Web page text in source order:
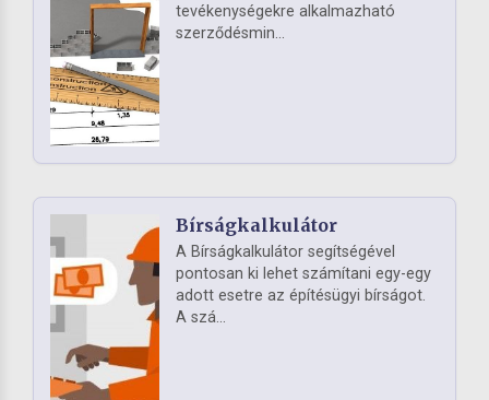
tevékenységekre alkalmazható
szerződésmin...
Bírságkalkulátor
A Bírságkalkulátor segítségével
pontosan ki lehet számítani egy-egy
adott esetre az építésügyi bírságot.
A szá...